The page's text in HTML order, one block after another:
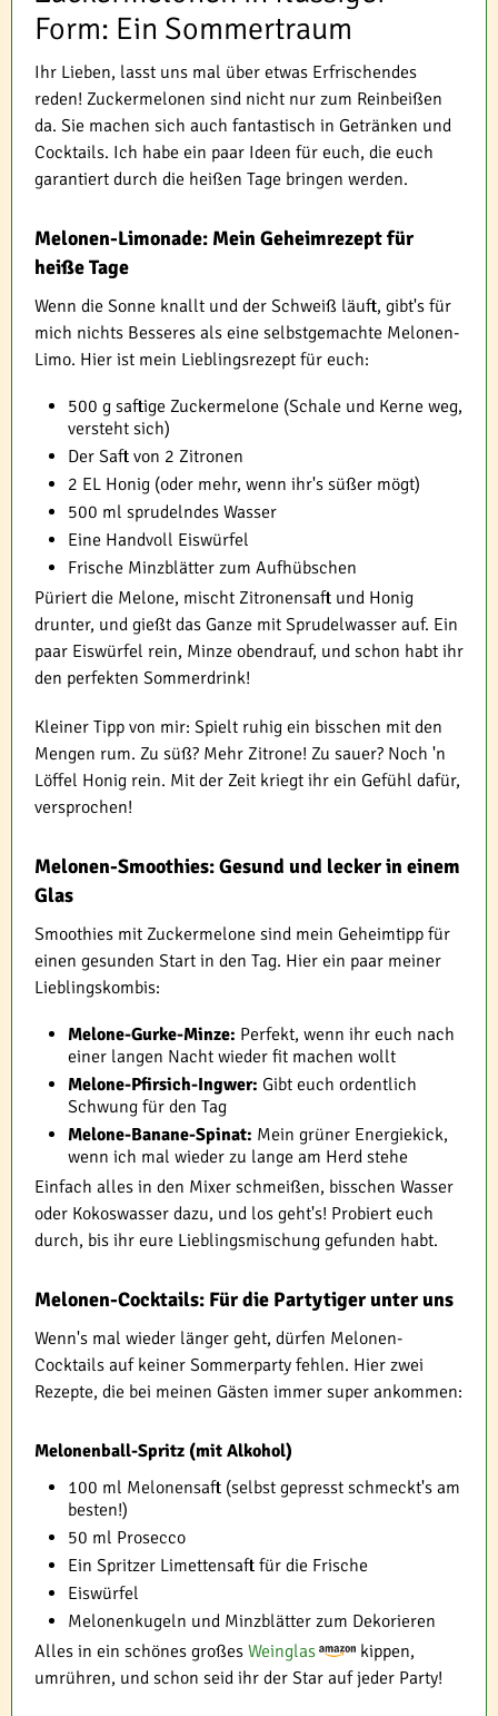
Form: Ein Sommertraum
Ihr Lieben, lasst uns mal über etwas Erfrischendes
reden! Zuckermelonen sind nicht nur zum Reinbeißen
da. Sie machen sich auch fantastisch in Getränken und
Cocktails. Ich habe ein paar Ideen für euch, die euch
garantiert durch die heißen Tage bringen werden.
Melonen-Limonade: Mein Geheimrezept für
heiße Tage
Wenn die Sonne knallt und der Schweiß läuft, gibt's für
mich nichts Besseres als eine selbstgemachte Melonen-
Limo. Hier ist mein Lieblingsrezept für euch:
500 g saftige Zuckermelone (Schale und Kerne weg,
versteht sich)
Der Saft von 2 Zitronen
2 EL Honig (oder mehr, wenn ihr's süßer mögt)
500 ml sprudelndes Wasser
Eine Handvoll Eiswürfel
Frische Minzblätter zum Aufhübschen
Püriert die Melone, mischt Zitronensaft und Honig
drunter, und gießt das Ganze mit Sprudelwasser auf. Ein
paar Eiswürfel rein, Minze obendrauf, und schon habt ihr
den perfekten Sommerdrink!
Kleiner Tipp von mir: Spielt ruhig ein bisschen mit den
Mengen rum. Zu süß? Mehr Zitrone! Zu sauer? Noch 'n
Löffel Honig rein. Mit der Zeit kriegt ihr ein Gefühl dafür,
versprochen!
Melonen-Smoothies: Gesund und lecker in einem
Glas
Smoothies mit Zuckermelone sind mein Geheimtipp für
einen gesunden Start in den Tag. Hier ein paar meiner
Lieblingskombis:
Melone-Gurke-Minze: Perfekt, wenn ihr euch nach
einer langen Nacht wieder fit machen wollt
Melone-Pfirsich-Ingwer: Gibt euch ordentlich
Schwung für den Tag
Melone-Banane-Spinat: Mein grüner Energiekick,
wenn ich mal wieder zu lange am Herd stehe
Einfach alles in den Mixer schmeißen, bisschen Wasser
oder Kokoswasser dazu, und los geht's! Probiert euch
durch, bis ihr eure Lieblingsmischung gefunden habt.
Melonen-Cocktails: Für die Partytiger unter uns
Wenn's mal wieder länger geht, dürfen Melonen-
Cocktails auf keiner Sommerparty fehlen. Hier zwei
Rezepte, die bei meinen Gästen immer super ankommen:
Melonenball-Spritz (mit Alkohol)
100 ml Melonensaft (selbst gepresst schmeckt's am
besten!)
50 ml Prosecco
Ein Spritzer Limettensaft für die Frische
Eiswürfel
Melonenkugeln und Minzblätter zum Dekorieren
Alles in ein schönes großes Weinglas
kippen,
umrühren, und schon seid ihr der Star auf jeder Party!